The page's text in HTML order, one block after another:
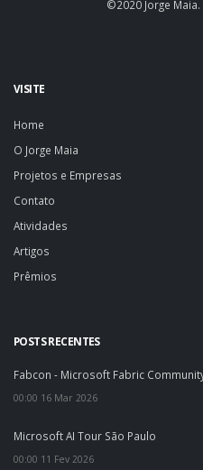
©2020 Jorge
VISITE
Home
O Jorge Maia
Projetos e Empresas
Contato
Atividades
Artigos
Prêmios
POSTS RECENTES
Fabcon - Microsoft Fabric
00:00 16 Mar 2026
Microsoft AI Tour São Paulo
00:00 11 Fev 2026